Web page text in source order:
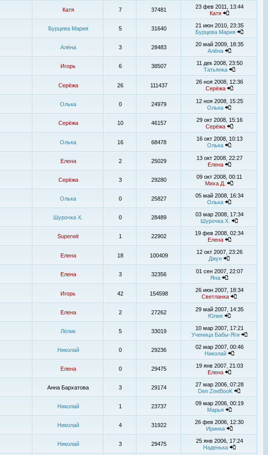
Катя 7 37481
23 фев 2011, 13:44
Катя
Бурцева Мария 5 31640
21 июн 2010, 23:35
Бурцева Мария
Алёна 3 28483
20 май 2009, 18:35
Алёна
Игорь 6 38507
11 дек 2008, 23:50
Татьянка
Серёжа 26 111437
26 ноя 2008, 12:36
Серёжа
Олька 0 24979
12 ноя 2008, 15:25
Олька
Серёжа 10 46157
29 окт 2008, 15:16
Серёжа
Олька 16 68478
16 окт 2008, 10:13
Олька
Елена 2 25029
13 окт 2008, 22:27
Елена
Серёжа 3 29280
09 окт 2008, 00:11
Миха Д.
Олька 0 25827
05 май 2008, 16:34
Олька
Шурочка Х. 0 28489
03 мар 2008, 17:34
Шурочка Х.
Superwit 1 22902
19 фев 2008, 02:34
Елена
Елена 18 100409
12 окт 2007, 23:26
Джун
Елена 3 32356
01 сен 2007, 22:07
Яна
Игорь 42 154598
26 июн 2007, 18:34
Светланка
Елена 2 27262
29 май 2007, 14:35
Юлия
Лёлик 5 33019
10 мар 2007, 17:21
Ученица Бабы-Яги
Николай 0 29236
02 мар 2007, 00:46
Николай
Елена 0 29475
19 янв 2007, 21:03
Елена
Анна Бархатова 3 29174
27 мар 2006, 07:28
Den ZeeBooK
Николай 1 23737
09 мар 2006, 00:19
Марья
Николай 4 31922
26 фев 2006, 12:30
Иринка
Николай 3 29475
25 янв 2006, 17:24
Наденька